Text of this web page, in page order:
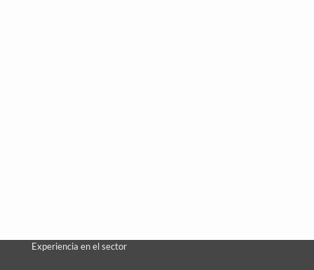
Experiencia en el sector